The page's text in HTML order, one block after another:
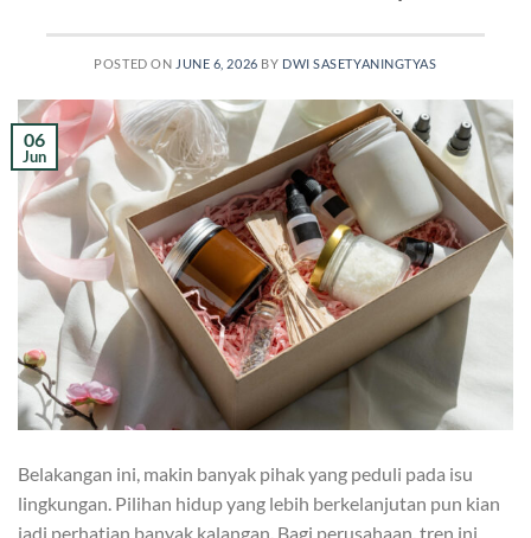
POSTED ON JUNE 6, 2026 BY DWI SASETYANINGTYAS
06
Jun
Belakangan ini, makin banyak pihak yang peduli pada isu
lingkungan. Pilihan hidup yang lebih berkelanjutan pun kian
jadi perhatian banyak kalangan. Bagi perusahaan, tren ini